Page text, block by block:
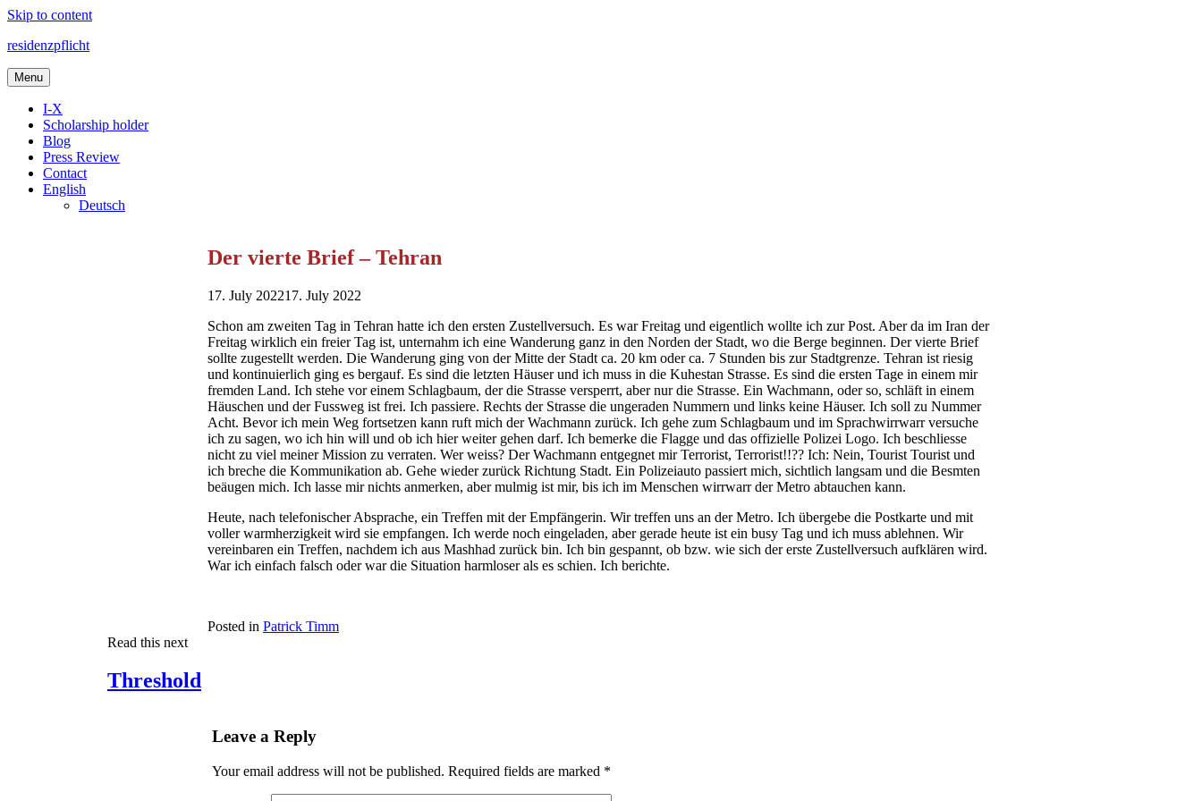
Skip to content
residenzpflicht
Menu
I-X
Scholarship holder
Blog
Press Review
Contact
English
Deutsch
Der vierte Brief – Tehran
17. July 202217. July 2022
Schon am zweiten Tag in Tehran hatte ich den ersten Zustellversuch. Es war Freitag und eigentlich wollte ich zur Post. Aber da im Iran der
Freitag wirklich ein freier Tag ist, unternahm ich eine Wanderung ganz in den Norden der Stadt, wo die Berge beginnen. Der vierte Brief
sollte zugestellt werden. Die Wanderung ging von der Mitte der Stadt ca. 20 km oder ca. 7 Stunden bis zur Stadtgrenze. Tehran ist riesig
und kontinuierlich ging es bergauf. Es sind die letzten Häuser und ich muss in die Kuhestan Strasse. Es sind die ersten Tage in einem mir
fremden Land. Ich stehe vor einem Schlagbaum, der die Strasse versperrt, aber nur die Strasse. Ein Wachmann, oder so, schläft in einem
Häuschen und der Fussweg ist frei. Ich passiere. Rechts der Strasse die ungeraden Nummern und links keine Häuser. Ich soll zu Nummer
Acht. Bevor ich mein Weg fortsetzen kann ruft mich der Wachmann zurück. Ich gehe zum Schlagbaum und im Sprachwirrwarr versuche
ich zu sagen, wo ich hin will und ob ich hier weiter gehen darf. Ich bemerke die Flagge und das offizielle Polizei Logo. Ich beschliesse
nicht zu viel meiner Mission zu verraten. Wer weiss? Der Wachmann entgegnet mir Terrorist, Terrorist!!?? Ich: Nein, Tourist Tourist und
ich breche die Kommunikation ab. Gehe wieder zurück Richtung Stadt. Ein Polizeiauto passiert mich, sichtlich langsam und die Besmten
beäugen mich. Ich lasse mir nichts anmerken, aber mulmig ist mir, bis ich im Menschen wirrwarr der Metro abtauchen kann.
Heute, nach telefonischer Absprache, ein Treffen mit der Empfängerin. Wir treffen uns an der Metro. Ich übergebe die Postkarte und mit
voller warmherzigkeit wird sie empfangen. Ich werde noch eingeladen, aber gerade heute ist ein busy Tag und ich muss ablehnen. Wir
vereinbaren ein Treffen, nachdem ich aus Mashhad zurück bin. Ich bin gespannt, ob bzw. wie sich der erste Zustellversuch aufklären wird.
War ich einfach falsch oder war die Situation harmloser als es schien. Ich berichte.
Posted in Patrick Timm
Read this next
Threshold
Leave a Reply
Your email address will not be published. Required fields are marked *